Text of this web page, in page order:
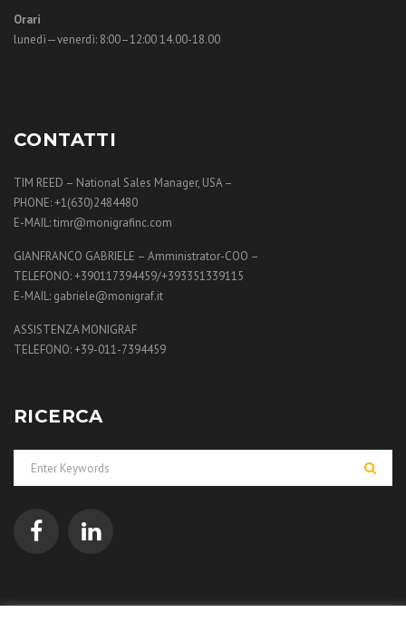
Orari
lunedì—venerdì: 8:00–12:00 14.00-18.00
CONTATTI
TIM REED – National Sales Manager, USA –
PHONE: +1(630)2484480
E-MAIL: timr@monigrafinc.com
GIANFRANCO GABRIELE – Amministrator-COO –
TELEFONO: +390117394459/+393351339115
E-MAIL: gabriele@monigraf.it
ASSISTENZA MONIGRAF
TELEFONO: +39-011-7394459
RICERCA